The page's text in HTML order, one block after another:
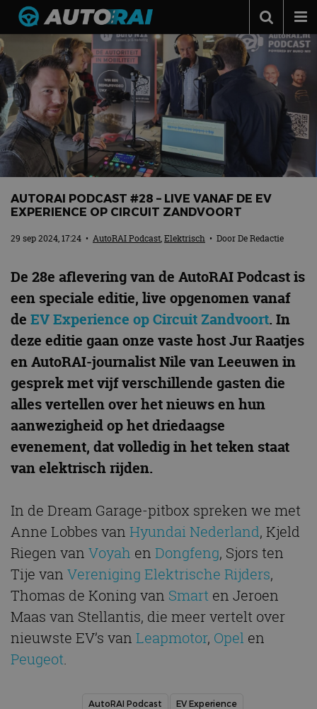
Autonieuws
Podcast
Autotests
Automerken
Adverteren
Contact
MotorRAI.nl
AUTORAI PODCAST #28 – LIVE VANAF DE EV
EXPERIENCE OP CIRCUIT ZANDVOORT
29 sep 2024, 17:24 • AutoRAI Podcast,Elektrisch • DoorDe Redactie
De 28e aflevering van de AutoRAI Podcast is
een speciale editie, live opgenomen vanaf
de EV Experience op Circuit Zandvoort. In
deze editie gaan onze vaste host Jur Raatjes
en AutoRAI-journalist Nile van Leeuwen in
gesprek met vijf verschillende gasten die
alles vertellen over het nieuws en hun
aanwezigheid op het driedaagse
evenement, dat volledig in het teken staat
van elektrisch rijden.
In de Dream Garage-pitbox spreken we met
Anne Lobbes van Hyundai Nederland, Kjeld
Riegen van Voyah en Dongfeng, Sjors ten
Tije van Vereniging Elektrische Rijders,
Thomas de Koning van Smart en Jeroen
Maas van Stellantis, die meer vertelt over
nieuwste EV’s van Leapmotor, Opel en
Peugeot.
AutoRAI Podcast EV Experience